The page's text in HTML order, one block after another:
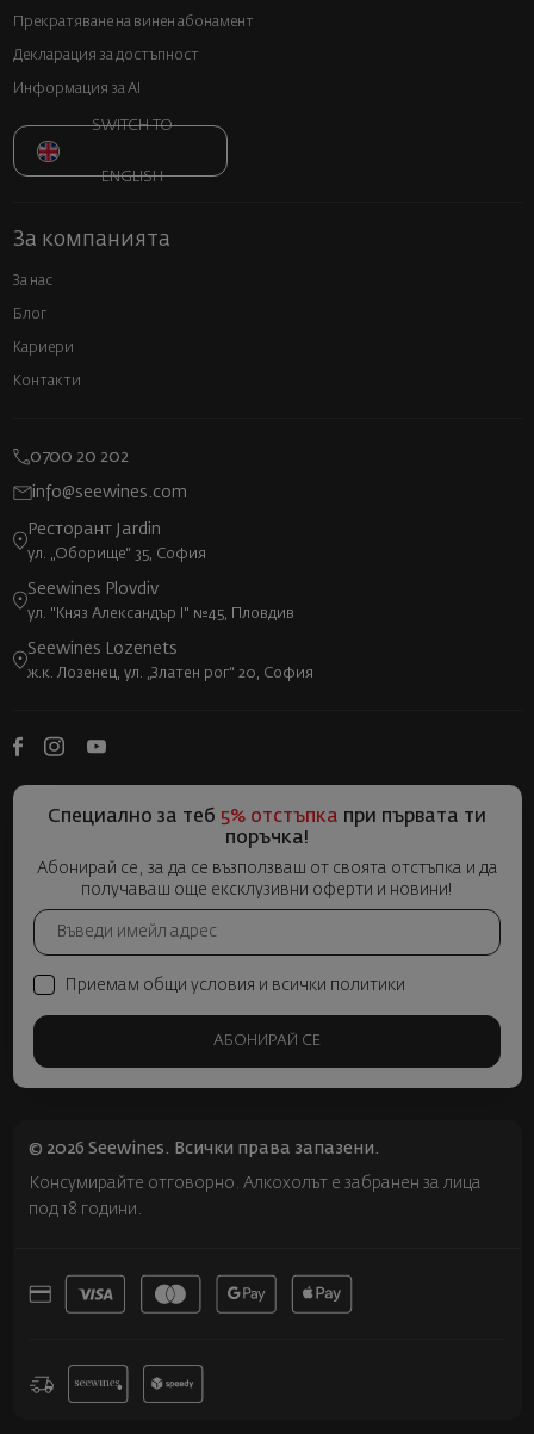
Прекратяване на винен абонамент
Декларация за достъпност
Информация за AI
SWITCH TO
ENGLISH
За компанията
За нас
Блог
Кариери
Контакти
0700 20 202
info@seewines.com
Ресторант Jardin
ул. „Оборище“ 35, София
Seewines Plovdiv
ул. "Княз Александър I" №45, Пловдив
Seewines Lozenets
ж.к. Лозенец, ул. „Златен рог“ 20, София
Специално за теб 5% отстъпка при първата ти
поръчка!
Абонирай се, за да се възползваш от своята отстъпка и да
получаваш още ексклузивни оферти и новини!
Приемам общи условия и всички политики
АБОНИРАЙ СЕ
© 2026 Seewines. Всички права запазени.
Консумирайте отговорно. Алкохолът е забранен за лица
под 18 години.